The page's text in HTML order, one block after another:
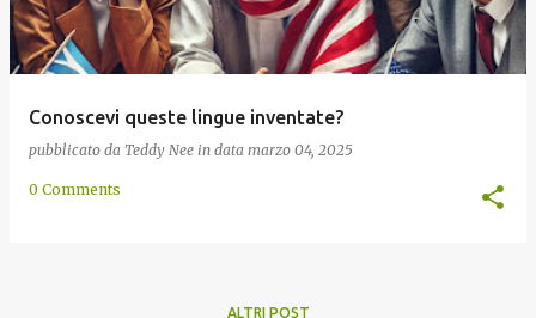
Conoscevi queste lingue inventate?
pubblicato da Teddy Nee in data marzo 04, 2025
0 Comments
ALTRI POST